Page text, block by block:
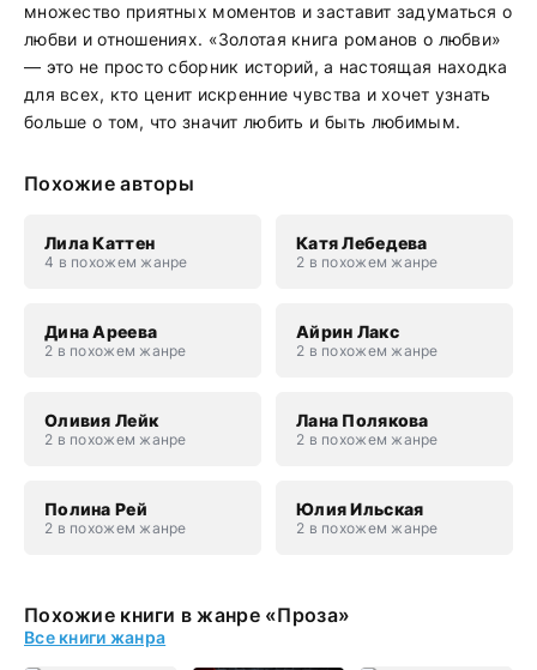
множество приятных моментов и заставит задуматься о
любви и отношениях. «Золотая книга романов о любви»
— это не просто сборник историй, а настоящая находка
для всех, кто ценит искренние чувства и хочет узнать
больше о том, что значит любить и быть любимым.
Похожие авторы
Лила Каттен
4 в похожем жанре
Катя Лебедева
2 в похожем жанре
Дина Ареева
2 в похожем жанре
Айрин Лакс
2 в похожем жанре
Оливия Лейк
2 в похожем жанре
Лана Полякова
2 в похожем жанре
Полина Рей
2 в похожем жанре
Юлия Ильская
2 в похожем жанре
Похожие книги в жанре «Проза»
Все книги жанра